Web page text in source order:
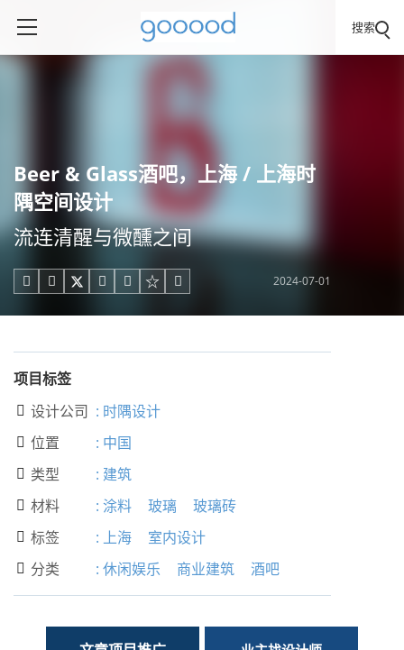
搜索
Beer & Glass酒吧，上海 / 上海时
隅空间设计
流连清醒与微醺之间
     2024-07-01
项目标签
 设计公司 : 时隅设计
 位置 : 中国
 类型 : 建筑
 材料 : 涂料 玻璃 玻璃砖
 标签 : 上海 室内设计
 分类 : 休闲娱乐 商业建筑 酒吧